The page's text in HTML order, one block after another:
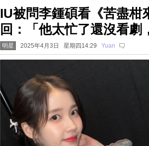
IU被問李鍾碩看《苦盡柑
回：「他太忙了還沒看劇
明星 2025年4月3日 星期四14:29 Yuan